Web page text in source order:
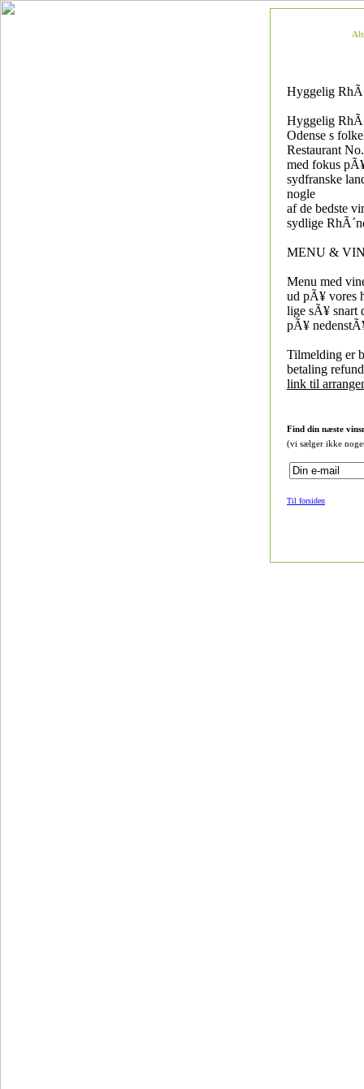
Hyggelig
Hyggelig
Odense s
Restaurant
med fokus
sydfranske
nogle
af de bedste
sydlige
MENU &
Menu med
ud pÃ¥ vores
lige sÃ¥ snart
pÃ¥
Tilmelding er
betaling
link til
Find din næste
(vi sælger ikke
Til forsiden